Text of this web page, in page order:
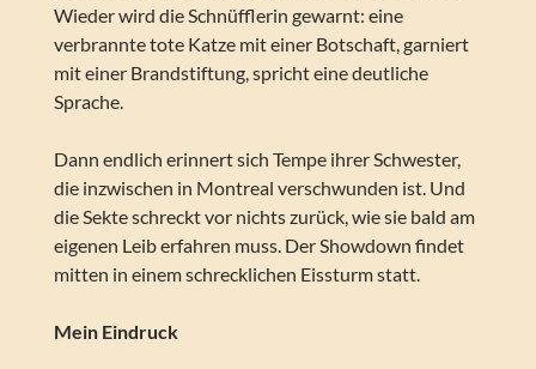
Wieder wird die Schnüfflerin gewarnt: eine
verbrannte tote Katze mit einer Botschaft, garniert
mit einer Brandstiftung, spricht eine deutliche
Sprache.
Dann endlich erinnert sich Tempe ihrer Schwester,
die inzwischen in Montreal verschwunden ist. Und
die Sekte schreckt vor nichts zurück, wie sie bald am
eigenen Leib erfahren muss. Der Showdown findet
mitten in einem schrecklichen Eissturm statt.
Mein Eindruck